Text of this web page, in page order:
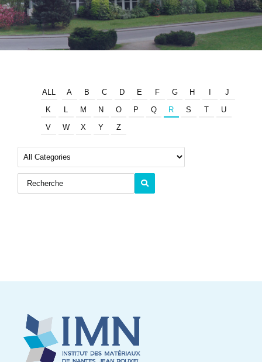
Projets/Collaborations
ALL A B C D E F G H
J
K
L M N O P Q R S T
U
V
W X Y Z